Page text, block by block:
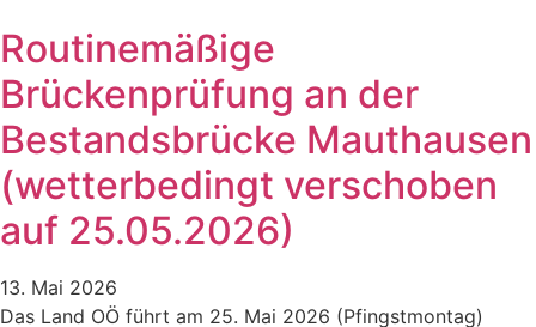
Routinemäßige
Brückenprüfung an der
Bestandsbrücke Mauthausen
(wetterbedingt verschoben
auf 25.05.2026)
13. Mai 2026
Das Land OÖ führt am 25. Mai 2026 (Pfingstmontag)